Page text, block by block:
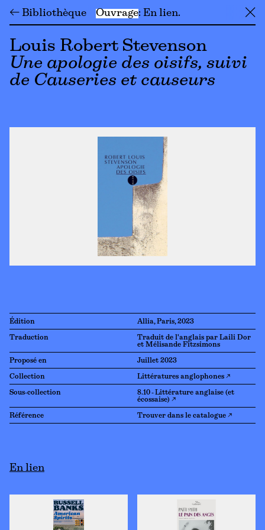
← Bibliothèque Ouvrage En lien ╳
Louis Robert Stevenson
Une apologie des oisifs, suivi
de Causeries et causeurs
Édition Allia, Paris, 2023
Traduction
Traduit de l'anglais par Laili Dor
et Mélisande Fitzsimons
Proposé en Juillet 2023
Collection Littératures anglophones ↗
Sous-collection
8.10 - Littérature anglaise (et
écossaise) ↗
Référence Trouver dans le catalogue ↗
En lien